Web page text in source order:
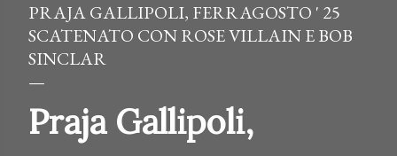
PRAJA GALLIPOLI, FERRAGOSTO ' 25
SCATENATO CON ROSE VILLAIN E BOB
SINCLAR
Praja Gallipoli,